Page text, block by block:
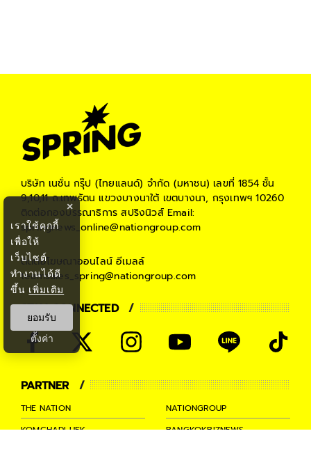
บริษัท เนชั่น กรุ๊ป (ไทยแลนด์) จำกัด (มหาชน) เลขที่ 1854 ชั้น
9,10,11 ถ.เทพรัตน แขวงบางนาใต้ เขตบางนา, กรุงเทพฯ 10260
ติดต่อกองบรรณาธิการ สปริงนิวส์Email:
springnews_online@nationgroup.com
ติดต่อโฆษณาออนไลน์ อีเมลล์
teamsales_spring@nationgroup.com
STAY CONNECTED
PARTNER
THE NATION
NATIONGROUP
KOMCHADLUEK
BANGKOKBIZNEWS
×
เราใช้คุกกี้
เพื่อให้
เว็บไซต์
ทำงานได้ดี
ขึ้น เพิ่มเติม
ยอมรับ
ตั้งค่า